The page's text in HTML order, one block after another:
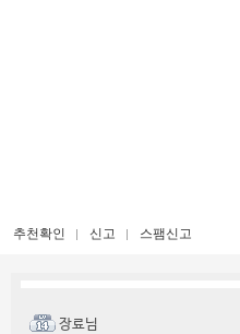
추천확인 신고 스팸신고
장료님